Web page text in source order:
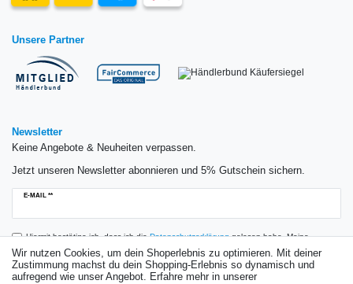
Unsere Partner
Newsletter
Keine Angebote & Neuheiten verpassen.
Jetzt unseren Newsletter abonnieren und 5% Gutschein sichern.
E-MAIL **
Newsletter
Hiermit bestätige ich, dass ich dieDaten­schutz­erklärunggelesen habe. Meine
Einwilligung kann ich jederzeit widerrufen.**
Wir nutzen Cookies, um dein Shoperlebnis zu optimieren. Mit deiner
Zustimmung machst du dein Shopping-Erlebnis so dynamisch und
aufregend wie unser Angebot. Erfahre mehr in unserer